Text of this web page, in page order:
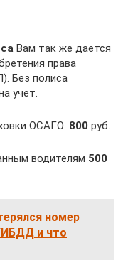
Вам так же дается
права
Без полиса
учет.
ОСАГО: 800 руб.
водителям 500
номер
и что